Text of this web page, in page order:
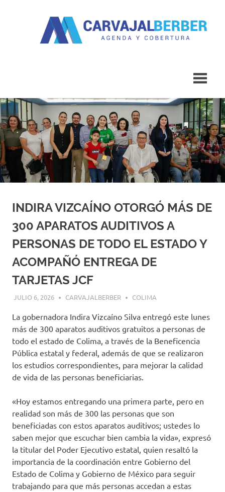
INDIRA VIZCAÍNO OTORGÓ MÁS DE
300 APARATOS AUDITIVOS A
PERSONAS DE TODO EL ESTADO Y
ACOMPAÑÓ ENTREGA DE
TARJETAS JCF
JULIO 6, 2026 CARVAJALBERBER COLIMA
La gobernadora Indira Vizcaíno Silva entregó este lunes
más de 300 aparatos auditivos gratuitos a personas de
todo el estado de Colima, a través de la Beneficencia
Pública estatal y federal, además de que se realizaron
los estudios correspondientes, para mejorar la calidad
de vida de las personas beneficiarias.
«Hoy estamos entregando una primera parte, pero en
realidad son más de 300 las personas que son
beneficiadas con estos aparatos auditivos; ustedes lo
saben mejor que escuchar bien cambia la vida», expresó
la titular del Poder Ejecutivo estatal, quien resaltó la
importancia de la coordinación entre Gobierno del
Estado de Colima y Gobierno de México para seguir
trabajando para que más personas accedan a estas